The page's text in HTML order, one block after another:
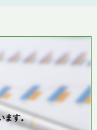
ます。